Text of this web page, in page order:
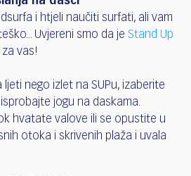
i htjeli naučiti surfati, ali vam
Uvjereni smo da je Stand Up
vas!
ljeti nego izlet na SUPu, izaberite
jogu na daskama.
hvatate valove ili se opustite u
otoka i skrivenih plaža i uvala